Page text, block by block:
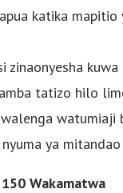
katika mapitio
zinaonyesha
tatizo hilo
ya
Wakamatwa